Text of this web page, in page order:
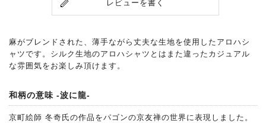
レビューを書く
麻がブレンドされた、薄手ながら丈夫な生地を使用したアロハシ
ャツです。シルク生地のアロハシャツとはまた違ったカジュアル
な雰囲気をお楽しみ頂けます。
和柄の意味 -波に龍-
京町絵師 冬奇氏の作品をパゴンの京友禅の世界に表現しました。